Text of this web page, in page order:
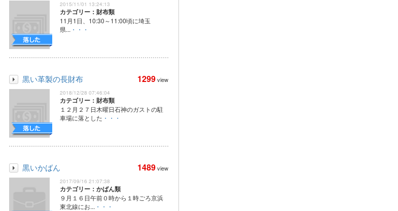
2015/11/01 13:24:13
カテゴリー：財布類
11月1日、10:30～11:00頃に埼玉
県... ・・・
黒い革製の長財布 1299view
2018/12/28 07:46:04
カテゴリー：財布類
１２月２７日木曜日石神のガストの駐
車場に落とした ・・・
黒いかばん 1489view
2017/09/16 21:07:38
カテゴリー：かばん類
９月１６日午前０時から１時ごろ京浜
東北線にお... ・・・